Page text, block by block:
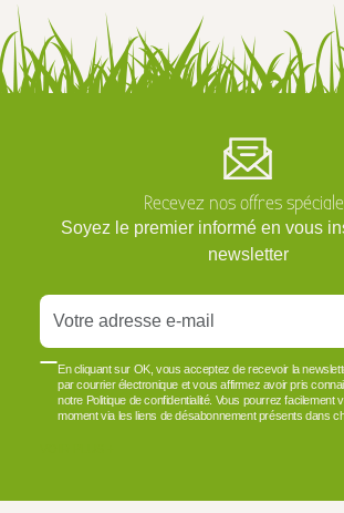
Recevez nos offres
Soyez le premier informé en vous
newsletter
En cliquant sur OK, vous acceptez de recevoir la
par courrier électronique et vous affirmez avoir pris
notre Politique de confidentialité. Vous pourrez facilement
moment via les liens de désabonnement présents dans